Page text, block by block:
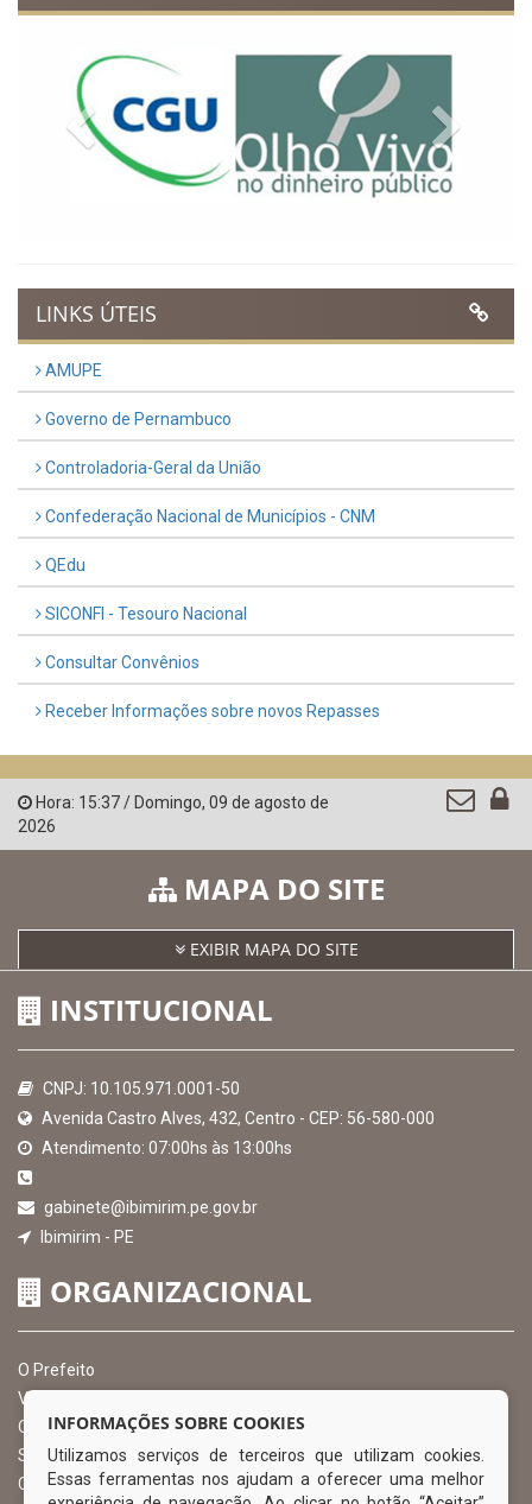
Previous
LINKS ÚTEIS
AMUPE
Governo de Pernambuco
Controladoria-Geral da União
Confederação Nacional de Municípios - CNM
QEdu
SICONFI - Tesouro Nacional
Consultar Convênios
Receber Informações sobre novos Repasses
Hora: 15:37/ Domingo, 09 de agosto de
2026
MAPA DO SITE
EXIBIR MAPA DO SITE
INSTITUCIONAL
CNPJ: 10.105.971.0001-50
Avenida Castro Alves, 432, Centro - CEP: 56-580-000
Atendimento: 07:00hs às 13:00hs
gabinete@ibimirim.pe.gov.br
Ibimirim - PE
ORGANIZACIONAL
O Prefeito
Vice Prefeito
Ouvidoria Municipal
Serviço de Informação ao Cidadão – SIC
Chefe de Gabinete
INFORMAÇÕES SOBRE COOKIES
Utilizamos serviços de terceiros que utilizam cookies.
Essas ferramentas nos ajudam a oferecer uma melhor